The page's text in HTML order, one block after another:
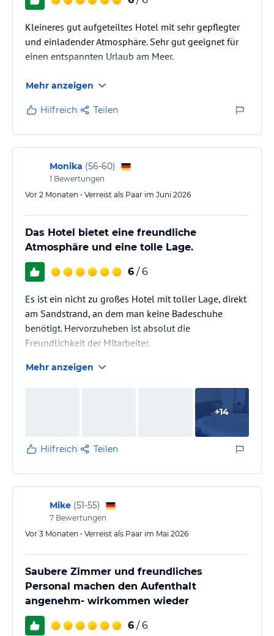
Kleineres gut aufgeteiltes Hotel mit sehr gepflegter
und einladender Atmosphäre. Sehr gut geeignet für
einen entspannten Urlaub am Meer.
Mehr anzeigen
Hilfreich Teilen
Monika (56-60)
1 Bewertungen
Vor 2 Monaten • Verreist als Paar im Juni 2026
Das Hotel bietet eine freundliche
Atmosphäre und eine tolle Lage.
6 / 6
Es ist ein nicht zu großes Hotel mit toller Lage, direkt
am Sandstrand, an dem man keine Badeschuhe
benötigt. Hervorzuheben ist absolut die
Freundlichkeit der Mitarbeiter.
Geburtstag dort waren, und der überaus freundliche
und hilfsbereite Hotelmanager hat uns geholfen,
Auch wenn wir nicht lange dort waren, kann ich das
Mehr anzeigen
+14
Hilfreich Teilen
Mike (51-55)
7 Bewertungen
Vor 3 Monaten • Verreist als Paar im Mai 2026
Saubere Zimmer und freundliches
Personal machen den Aufenthalt
angenehm- wirkommen wieder
6 / 6